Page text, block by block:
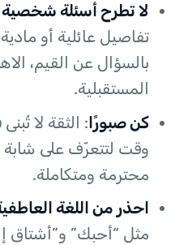
لا تطرح أسئلة شخصية
تفاصيل عائلية أو
بالسؤال عن القيم،
المستقبلية.
كن صبورًا: الثقة لا
وقت لتتعرّف على شابة
محترمة ومتكاملة.
احذر من اللغة
مثل “أحبك” و”أشتاق